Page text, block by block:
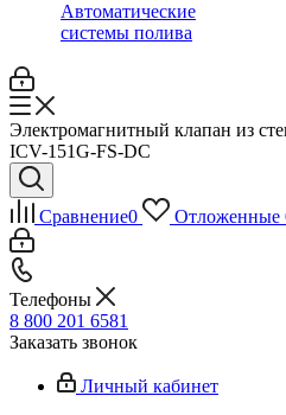
Автоматические
системы полива
Электромагнитный клапан из
ICV-151G-FS-DC
Сравнение0 Отложенные
Телефоны
8 800 201 6581
Заказать звонок
Личный кабинет